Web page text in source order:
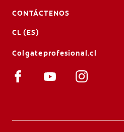
CONTÁCTENOS
CL (ES)
Colgateprofesional.cl